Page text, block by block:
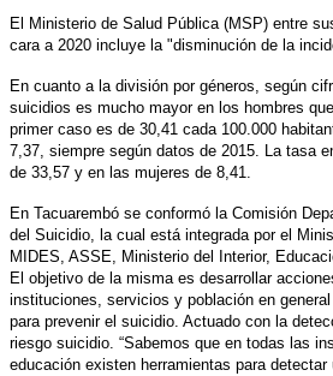
El Ministerio de Salud Pública (MSP) entre
cara a 2020 incluye la "disminución de la
En cuanto a la división por géneros, según
suicidios es mucho mayor en los hombres
primer caso es de 30,41 cada 100.000
7,37, siempre según datos de 2015. La tasa
de 33,57 y en las mujeres de 8,41.
En Tacuarembó se conformó la Comisión
del Suicidio, la cual está integrada por el
MIDES, ASSE, Ministerio del Interior,
El objetivo de la misma es desarrollar
instituciones, servicios y población en
para prevenir el suicidio. Actuado con la
riesgo suicidio. “Sabemos que en todas las
educación existen herramientas para